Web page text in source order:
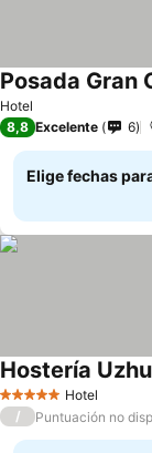
Hotel
Posada Gran
8,8 Excelente 6
Elige fechas
5 Estrellas Hotel
Hostería
/ Puntuación no